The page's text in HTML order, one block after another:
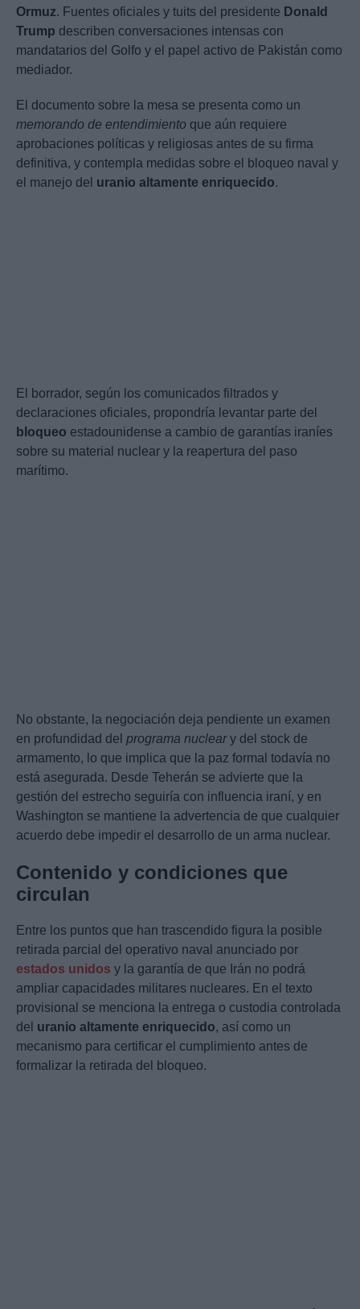
Ormuz. Fuentes oficiales y tuits del presidente Donald
Trump describen conversaciones intensas con
mandatarios del Golfo y el papel activo de Pakistán como
mediador.
El documento sobre la mesa se presenta como un
memorando de entendimiento que aún requiere
aprobaciones políticas y religiosas antes de su firma
definitiva, y contempla medidas sobre el bloqueo naval y
el manejo del uranio altamente enriquecido.
El borrador, según los comunicados filtrados y
declaraciones oficiales, propondría levantar parte del
bloqueo estadounidense a cambio de garantías iraníes
sobre su material nuclear y la reapertura del paso
marítimo.
No obstante, la negociación deja pendiente un examen
en profundidad del programa nucleary del stock de
armamento, lo que implica que la paz formal todavía no
está asegurada. Desde Teherán se advierte que la
gestión del estrecho seguiría con influencia iraní, y en
Washington se mantiene la advertencia de que cualquier
acuerdo debe impedir el desarrollo de un arma nuclear.
Contenido y condiciones que
circulan
Entre los puntos que han trascendido figura la posible
retirada parcial del operativo naval anunciado por
estados unidos y la garantía de que Irán no podrá
ampliar capacidades militares nucleares. En el texto
provisional se menciona la entrega o custodia controlada
del uranio altamente enriquecido, así como un
mecanismo para certificar el cumplimiento antes de
formalizar la retirada del bloqueo.